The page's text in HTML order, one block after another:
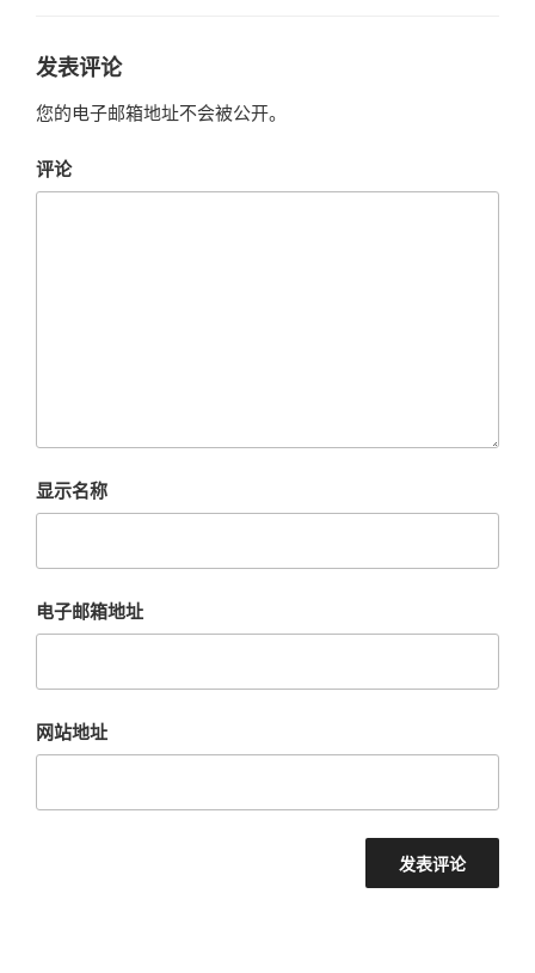
发表评论
您的电子邮箱地址不会被公开。
评论
显示名称
电子邮箱地址
网站地址